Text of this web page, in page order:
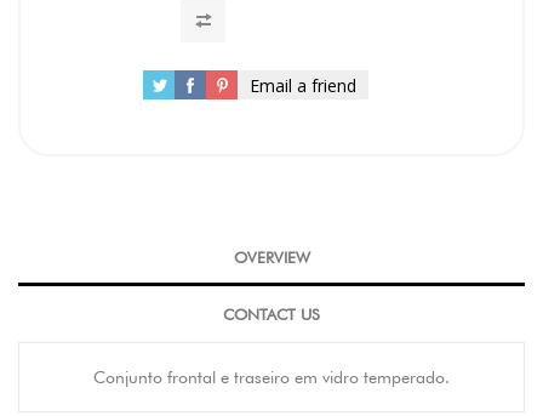
Email a friend
OVERVIEW
CONTACT US
Conjunto frontal e traseiro em vidro temperado.